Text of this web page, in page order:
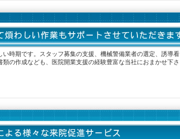
時期です。スタッフ募集の支援、機械警備業者の選定、誘導看
の作成なども、医院開業支援の経験豊富な当社におまかせ下さ